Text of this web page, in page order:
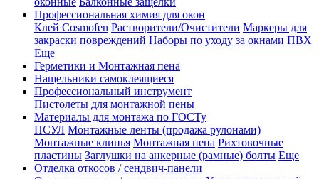
Профессиональная химия для окон
Клей Cosmofen Растворители/Очистители Маркеры для
закраски повреждений Наборы по уходу за окнами ПВХ
Еще
Герметики и Монтажная пена
Нащельники самоклеящиеся
Профессиональный инструмент
Пистолеты для монтажной пены
Материалы для монтажа по ГОСТу
ПСУЛ Монтажные ленты (продажа рулонами)
Монтажные клинья Монтажная пена Рихтовочные
пластины Заглушки на анкерные (рамные) болты Еще
Отделка откосов / сендвич-панели